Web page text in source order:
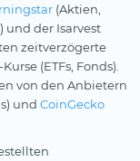
(Aktien,
und der Isarvest
zeitverzögerte
(ETFs, Fonds).
von den Anbietern
und CoinGecko